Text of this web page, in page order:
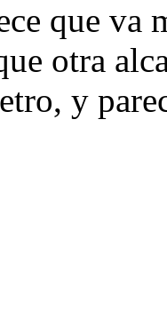
que va
otra
y